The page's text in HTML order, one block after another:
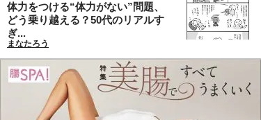
体力をつける“体力がない”問題、
どう乗り越える？50代のリアルす
ぎ...
まなたろう